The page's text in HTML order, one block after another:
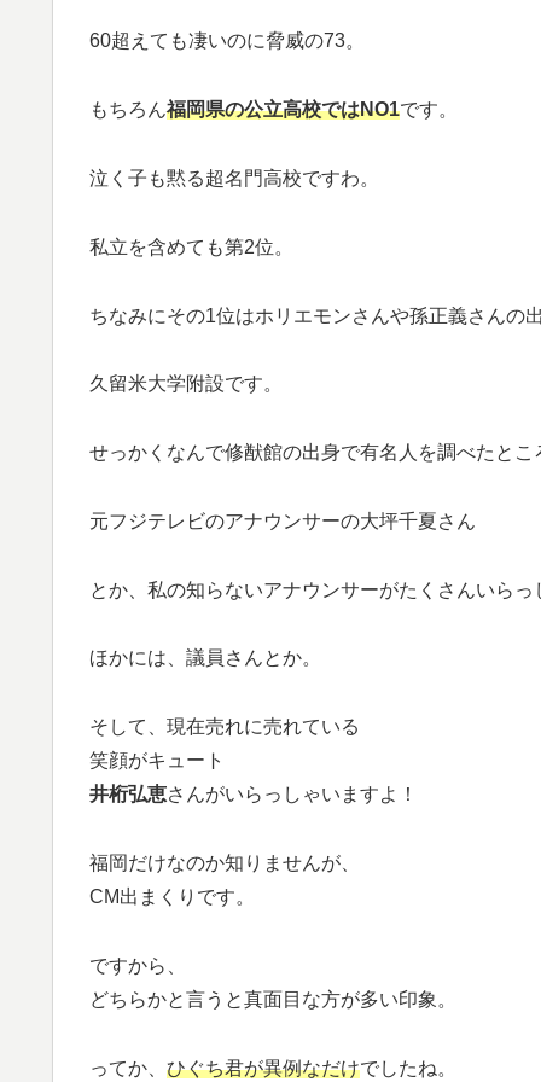
60超えても凄いのに脅威の73。
もちろん福岡県の公立高校ではNO1です。
泣く子も黙る超名門高校ですわ。
私立を含めても第2位。
ちなみにその1位はホリエモンさんや孫正義さんの
久留米大学附設です。
せっかくなんで修猷館の出身で有名人を調べたとこ
元フジテレビのアナウンサーの大坪千夏さん
とか、私の知らないアナウンサーがたくさんいらっ
ほかには、議員さんとか。
そして、現在売れに売れている
笑顔がキュート
井桁弘恵さんがいらっしゃいますよ！
福岡だけなのか知りませんが、
CM出まくりです。
ですから、
どちらかと言うと真面目な方が多い印象。
ってか、 ひぐち君が異例なだけでしたね。